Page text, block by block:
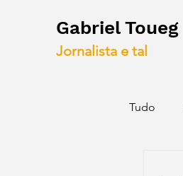
Gabriel Toueg
Jornalista e tal
Tudo